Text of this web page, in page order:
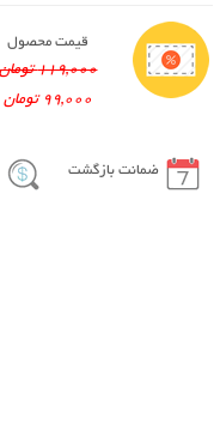
قیمت محصول
119,000 تومان
99,000 تومان
ضمانت بازگشت